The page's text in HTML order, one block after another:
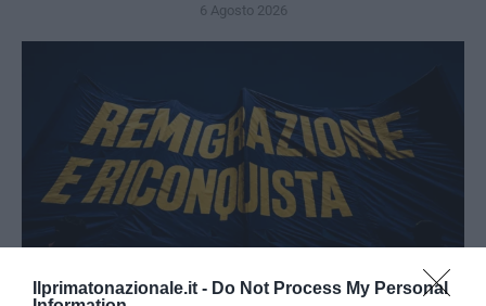
Ilprimatonazionale.it - Do Not Process My Personal
6 Agosto 2026